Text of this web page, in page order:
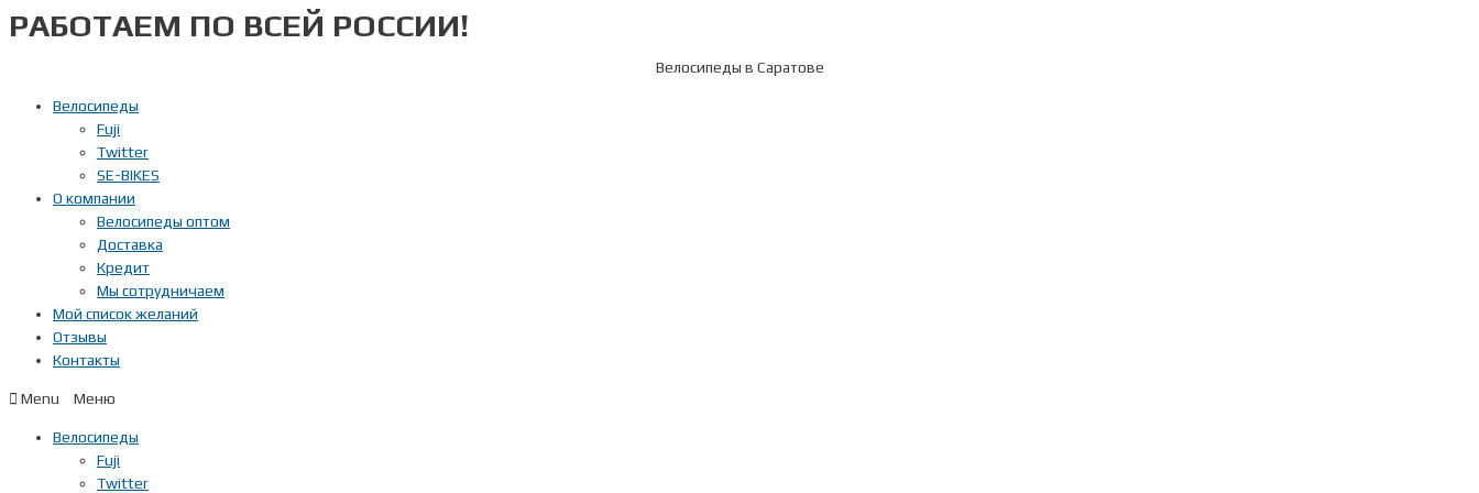
Перейти
кРАБОТАЕМ ПО ВСЕЙ РОССИИ!
Велосипеды в Саратове
Велосипеды
Fuji
Twitter
SE-BIKES
О компании
Велосипеды оптом
Доставка
Кредит
Мы сотрудничаем
Мой список желаний
Отзывы
Контакты
Menu
Велосипеды
Fuji
Twitter